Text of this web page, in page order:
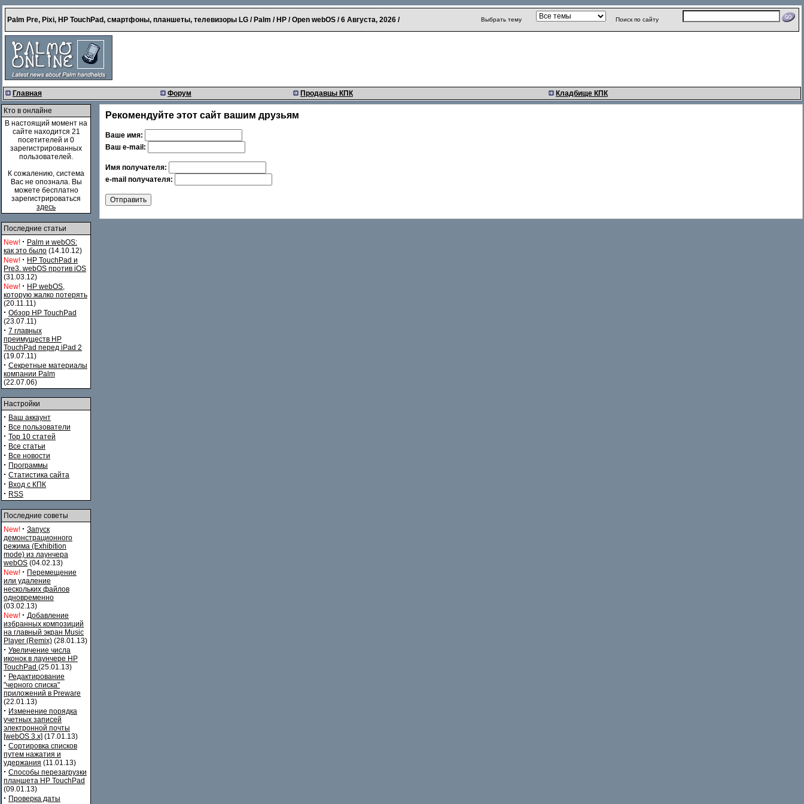
Palm Pre, Pixi, HP TouchPad, смартфоны, планшеты, телевизоры LG / Palm / HP / Open webOS /6 Августа, 2026 / Выбрать тему Поиск по сайту
Главная Форум Продавцы КПК Кладбище КПК
Кто в онлайне
В настоящий момент на
сайте находится 21
посетителей и 0
зарегистрированных
пользователей.
К сожалению, система
Вас не опознала. Вы
можете бесплатно
зарегистрироваться
здесь
Последние статьи
New! · Palm и webOS:
как это было (14.10.12)
New! · HP TouchPad и
Pre3. webOS против iOS
(31.03.12)
New! · HP webOS,
которую жалко потерять
(20.11.11)
· Обзор HP TouchPad
(23.07.11)
· 7 главных
преимуществ HP
TouchPad перед iPad 2
(19.07.11)
· Секретные материалы
компании Palm
(22.07.06)
Настройки
· Ваш аккаунт
· Все пользователи
· Top 10 статей
· Все статьи
· Все новости
· Программы
· Статистика сайта
· Вход с КПК
· RSS
Последние советы
New! · Запуск
демонстрационного
режима (Exhibition
mode) из лаунчера
webOS (04.02.13)
New! · Перемещение
или удаление
нескольких файлов
одновременно
(03.02.13)
New! · Добавление
избранных композиций
на главный экран Music
Player (Remix) (28.01.13)
· Увеличение числа
иконок в лаунчере HP
TouchPad (25.01.13)
· Редактирование
"черного списка"
приложений в Preware
(22.01.13)
· Изменение порядка
учетных записей
электронной почты
[webOS 3.x] (17.01.13)
· Сортировка списков
путем нажатия и
удержания (11.01.13)
· Способы перезагрузки
планшета HP TouchPad
(09.01.13)
· Проверка даты
Рекомендуйте этот сайт вашим друзьям
Ваше имя:
Ваш e-mail:
Имя получателя:
e-mail получателя: